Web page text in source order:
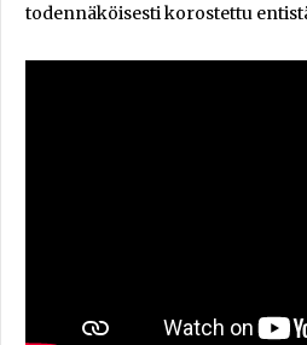
todennäköisesti korostettu